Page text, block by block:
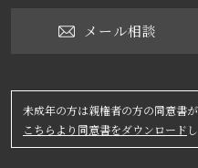
メール相談
未成年の方は親権者の方の同意書が
こちらより同意書をダウンロード